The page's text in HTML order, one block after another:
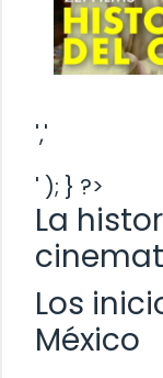
','
' ); } ?>
La
Los
México